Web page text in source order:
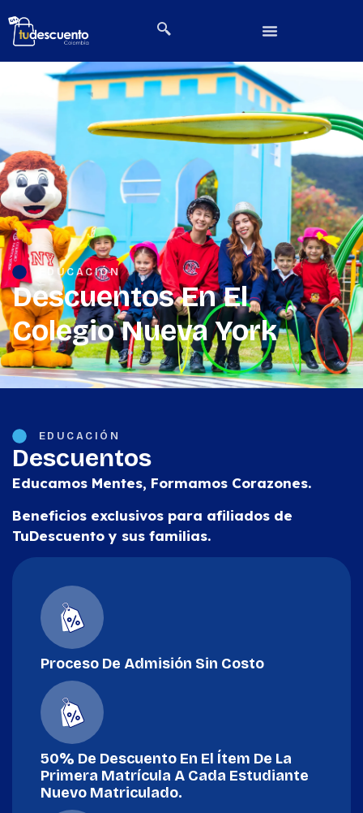
EDUCACIÓN
Descuentos En El
Colegio Nueva York
EDUCACIÓN
Descuentos
Educamos Mentes, Formamos Corazones.
Beneficios exclusivos para afiliados de
TuDescuento y sus familias.
Proceso De Admisión Sin Costo
50% De Descuento En El Ítem De La
Primera Matrícula A Cada Estudiante
Nuevo Matriculado.